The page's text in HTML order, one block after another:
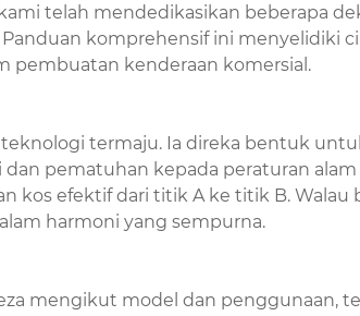
telah mendedikasikan beberapa
komprehensif ini menyelidiki
pembuatan kenderaan komersial.
termaju. Ia direka bentuk
pematuhan kepada peraturan
kos efektif dari titik A ke titik B. Walau
harmoni yang sempurna.
mengikut model dan penggunaan,